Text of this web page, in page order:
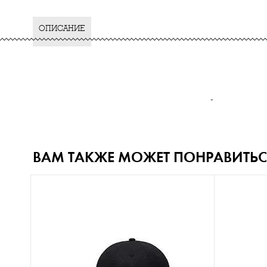
ОПИСАНИЕ
-
ВАМ ТАКЖЕ МОЖЕТ